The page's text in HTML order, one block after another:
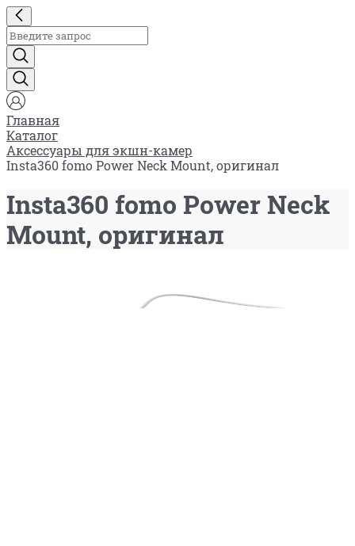
Главная
Каталог
Аксессуары для экшн-камер
Insta360 fomo Power Neck Mount, оригинал
Insta360 fomo Power Neck
Mount, оригинал